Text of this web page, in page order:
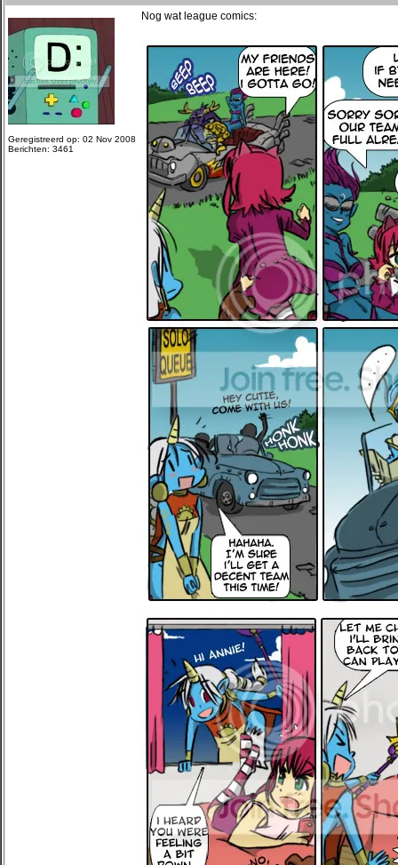
Geregistreerd op: 02 Nov 2008
Berichten: 3461
Nog wat league comics: